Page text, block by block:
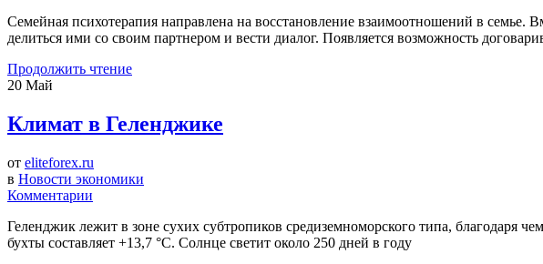
Семейная психотерапия направлена на восстановление взаимоотношений в семье.
делиться ими со своим партнером и вести диалог. Появляется возможность
Продолжить чтение
20 Май
Климат в Геленджике
от eliteforex.ru
в Новости экономики
Комментарии
Геленджик лежит в зоне сухих субтропиков средиземноморского типа, благодаря
бухты составляет +13,7 °C. Солнце светит около 250 дней в году